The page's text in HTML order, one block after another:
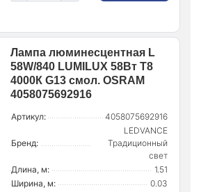
Лампа люминесцентная L
58W/840 LUMILUX 58Вт T8
4000К G13 смол. OSRAM
4058075692916
Артикул: 4058075692916
Бренд:
LEDVANCE
Традиционный
свет
Длина, м:
1.51
Ширина, м:
0.03